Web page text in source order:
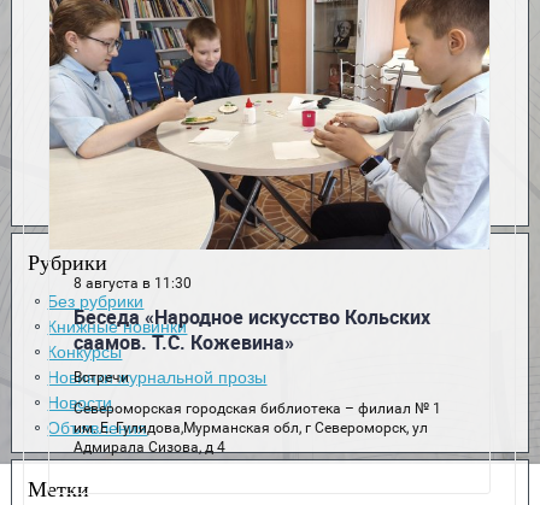
Рубрики
Без рубрики
Книжные новинки
Конкурсы
Новинки журнальной прозы
Новости
Объявления
Метки